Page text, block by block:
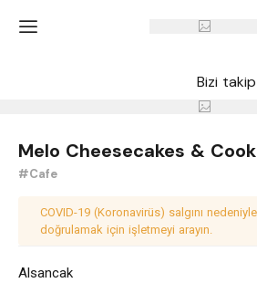
'
Bizi
Melo Cheesecakes &
#Cafe
COVID-19 (Koronavirüs) salgını
doğrulamak için işletmeyi arayın.
Alsancak